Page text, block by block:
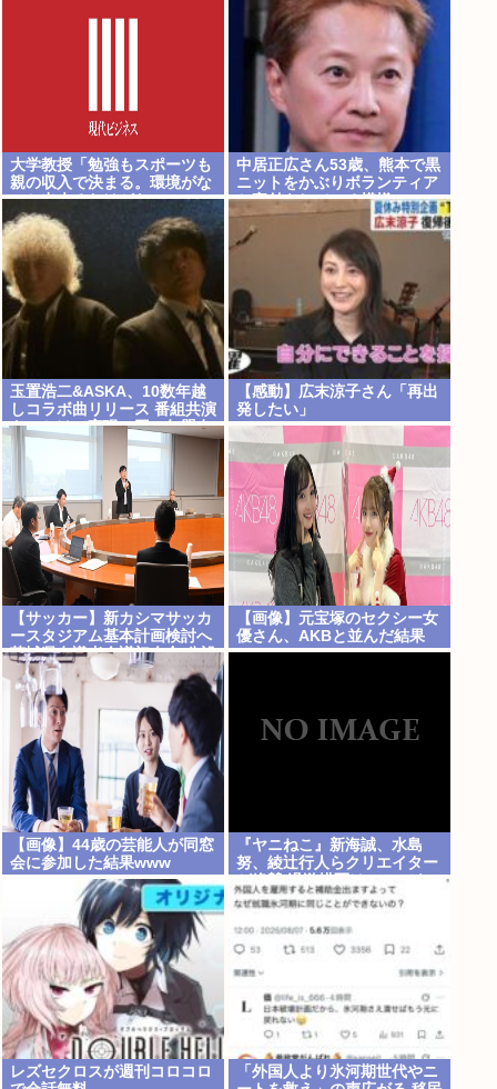
大学教授「勉強もスポーツも
親の収入で決まる。環境がな
いと出来るわけがない」
中居正広さん53歳、熊本で黒
ニットをかぶりボランティア
と寄付をしている模様
玉置浩二&ASKA、10数年越
しコラボ曲リリース 番組共演
きっかけで実現…同い年盟友
の完全合作
【感動】広末涼子さん「再出
発したい」
【サッカー】新カシマサッカ
ースタジアム基本計画検討へ
茨城県有識者会議初会合 公設
民営で整備方針
【画像】元宝塚のセクシー女
優さん、AKBと並んだ結果
www
【画像】44歳の芸能人が同窓
会に参加した結果www
『ヤニねこ』新海誠、水島
努、綾辻行人らクリエイター
が絶賛 過激描写はBPOでも
議論に
レズセクロスが週刊コロコロ
「外国人より氷河期世代やニ